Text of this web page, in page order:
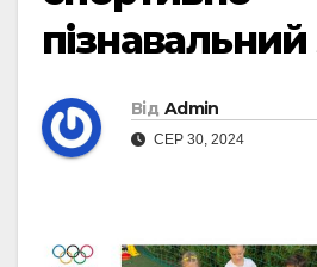
пізнавальний
Від Admin
СЕР 30, 2024